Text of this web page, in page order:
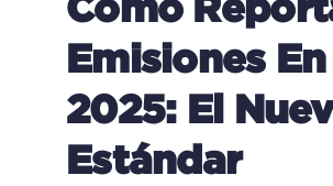
Emisiones En
2025: El
Estándar